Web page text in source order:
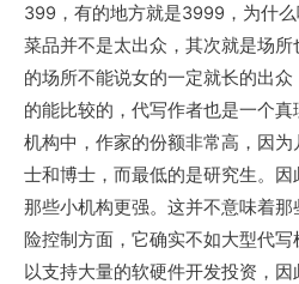
399，有的地方就是3999，为什
菜品并不是太出众，其次就是场
的场所不能说女的一定就长的出
的能比较的， 代写作者也是一个
机构中，作家的份额非常高，因
士和博士，而最低的是研究生。
那些小机构更强。这并不意味着
险控制方面，它确实不如大型代
以支持大量的软硬件开发投资，